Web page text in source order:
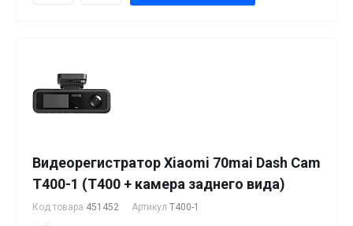
Видеорегистратор Xiaomi 70mai Dash Cam
T400-1 (T400 + камера заднего вида)
Код товара 451452 Артикул T400-1